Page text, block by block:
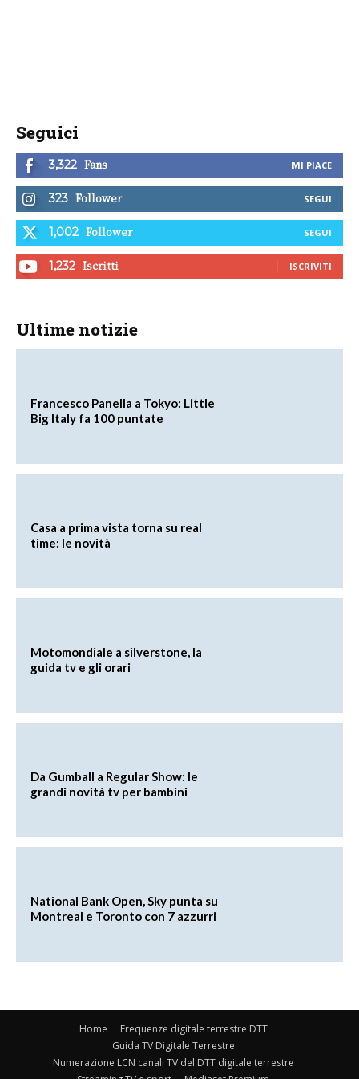
Seguici
3,322 Fans MI PIACE
323 Follower SEGUI
1,002 Follower SEGUI
1,232 Iscritti ISCRIVITI
Ultime notizie
Francesco Panella a Tokyo: Little
Big Italy fa 100 puntate
Casa a prima vista torna su real
time: le novità
Motomondiale a silverstone, la
guida tv e gli orari
Da Gumball a Regular Show: le
grandi novità tv per bambini
National Bank Open, Sky punta su
Montreal e Toronto con 7 azzurri
Home
Frequenze digitale terrestre DTT
Guida TV Digitale Terrestre
Numerazione LCN canali TV del DTT digitale terrestre